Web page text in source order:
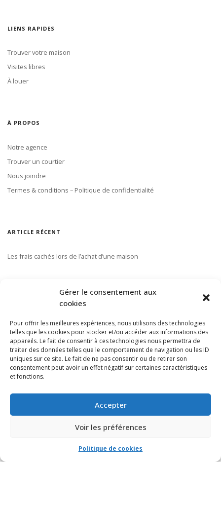
Gérer le consentement aux
cookies
Pour offrir les meilleures expériences, nous utilisons des technologies
telles que les cookies pour stocker et/ou accéder aux informations des
appareils. Le fait de consentir à ces technologies nous permettra de
traiter des données telles que le comportement de navigation ou les ID
uniques sur ce site. Le fait de ne pas consentir ou de retirer son
consentement peut avoir un effet négatif sur certaines caractéristiques
et fonctions.
Accepter
Voir les préférences
Politique de cookies
LIENS RAPIDES
Trouver votre maison
Visites libres
À louer
À PROPOS
Notre agence
Trouver un courtier
Nous joindre
Termes & conditions – Politique de confidentialité
ARTICLE RÉCENT
Les frais cachés lors de l’achat d’une maison